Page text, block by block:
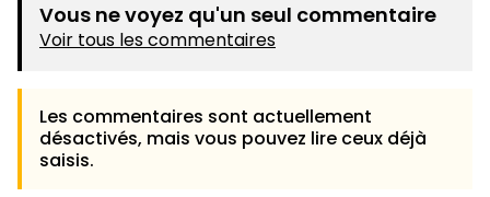
Vous ne voyez qu'un seul commentaire
Voir tous les commentaires
Les commentaires sont actuellement
désactivés, mais vous pouvez lire ceux déjà
saisis.